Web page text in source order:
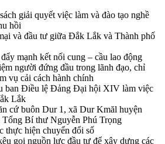
giải quyết việc làm và đào tạo nghề
hồi
và đầu tư giữa Đắk Lắk và Thành phố
mạnh kết nối cung – cầu lao động
người đứng đầu trong lãnh đạo, chỉ
vụ cải cách hành chính
ban Điều lệ Đảng Đại hội XIV làm việc
Lắk
cứ buôn Dur 1, xã Dur Kmăl huyện
Bí thư Nguyễn Phú Trọng
thực hiện chuyển đổi số
gọi nguồn lực đầu tư để xây dựng các